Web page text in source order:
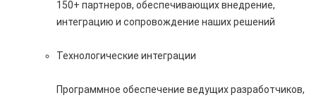
150+ партнеров, обеспечивающих внедрение,
интеграцию и сопровождение наших решений
Технологические интеграции
Программное обеспечение ведущих разработчиков,